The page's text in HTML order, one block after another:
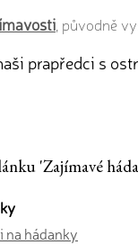
, původně
prapředci s
'Zajímavé
na hádanky